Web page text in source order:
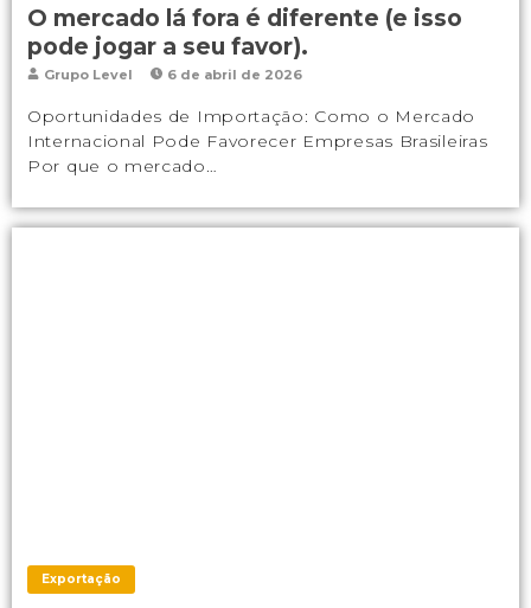
O mercado lá fora é diferente (e isso
pode jogar a seu favor).
Grupo Level 6 de abril de 2026
Oportunidades de Importação: Como o Mercado
Internacional Pode Favorecer Empresas Brasileiras
Por que o mercado…
Exportação